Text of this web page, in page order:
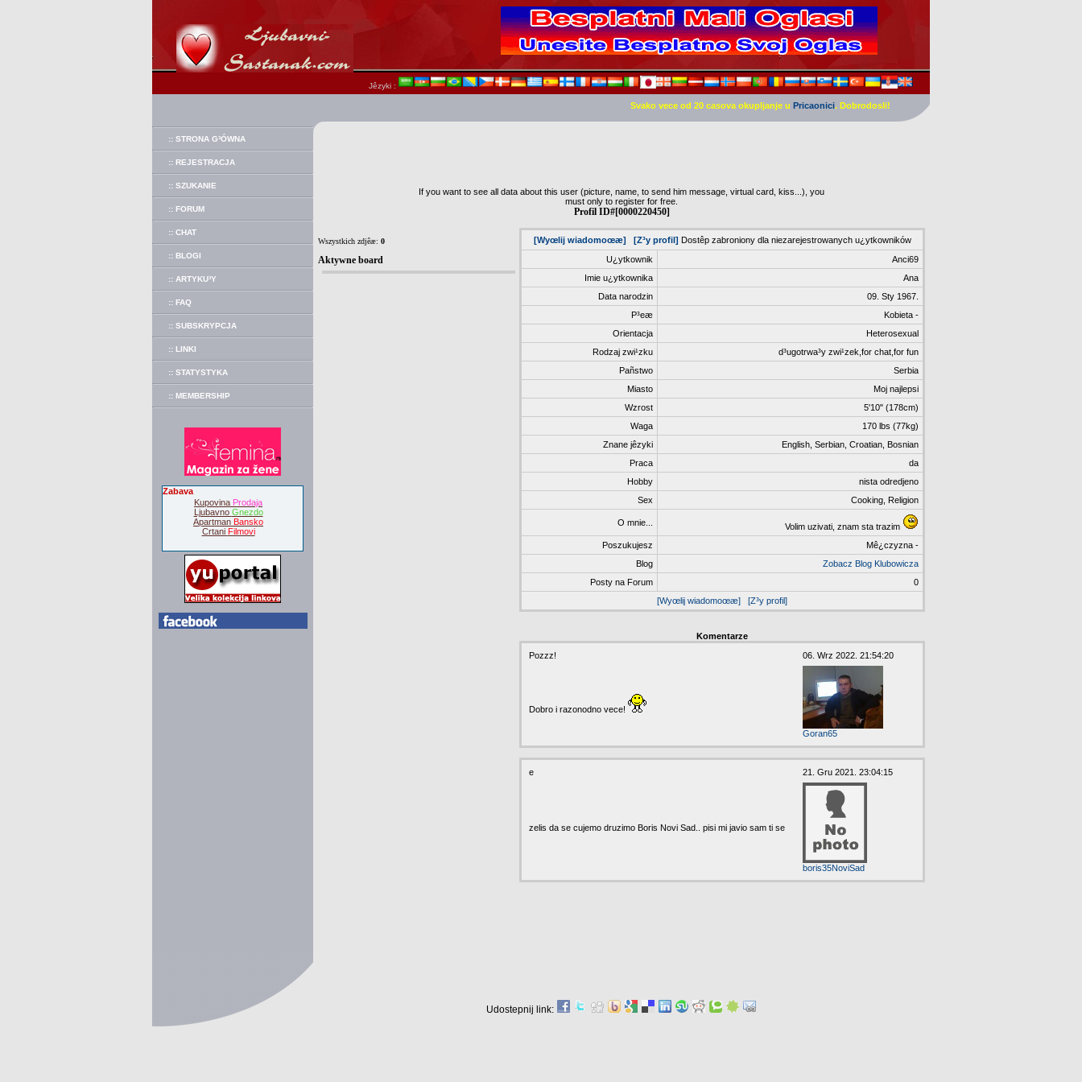
Jêzyki :
:: STRONA G³ÓWNA
:: REJESTRACJA
:: SZUKANIE
:: FORUM
:: CHAT
:: BLOGI
:: ARTYKU³Y
:: FAQ
:: SUBSKRYPCJA
:: LINKI
:: STATYSTYKA
:: MEMBERSHIP
Zabava
Kupovina Prodaja
Ljubavno Gnezdo
Apartman Bansko
Crtani Filmovi
Svako vece od 20 casova okupljanje u Pricaonici. Dobrodosli!
If you want to see all data about this user (picture, name, to send him message, virtual card, kiss...), you
must only to register for free.
Profil ID#[0000220450]
Wszystkich zdjêæ: 0
Aktywne board
[Wyœlij wiadomoœæ] [Z³y profil] Dostêp zabroniony dla niezarejestrowanych u¿ytkowników
U¿ytkownik
Anci69
Imie u¿ytkownika
Ana
Data narodzin
09. Sty 1967.
P³eæ
Kobieta -
Orientacja
Heterosexual
Rodzaj zwi¹zku
d³ugotrwa³y zwi¹zek,for chat,for fun
Pañstwo
Serbia
Miasto
Moj najlepsi
Wzrost
5'10" (178cm)
Waga
170 lbs (77kg)
Znane jêzyki
English, Serbian, Croatian, Bosnian
Praca
da
Hobby
nista odredjeno
Sex
Cooking, Religion
O mnie...
Volim uzivati, znam sta trazim
Poszukujesz
Mê¿czyzna -
Blog
Zobacz Blog Klubowicza
Posty na Forum
0
[Wyœlij wiadomoœæ]
[Z³y profil]
Komentarze
Pozzz!
06. Wrz 2022. 21:54:20
Dobro i razonodno vece!
Goran65
e 21. Gru 2021. 23:04:15
zelis da se cujemo druzimo Boris Novi Sad.. pisi mi javio sam ti se
boris35NoviSad
Udostepnij link: